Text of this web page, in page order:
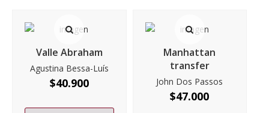
Valle Abraham
Agustina Bessa-Luís
$40.900
Manhattan
transfer
John Dos Passos
$47.000